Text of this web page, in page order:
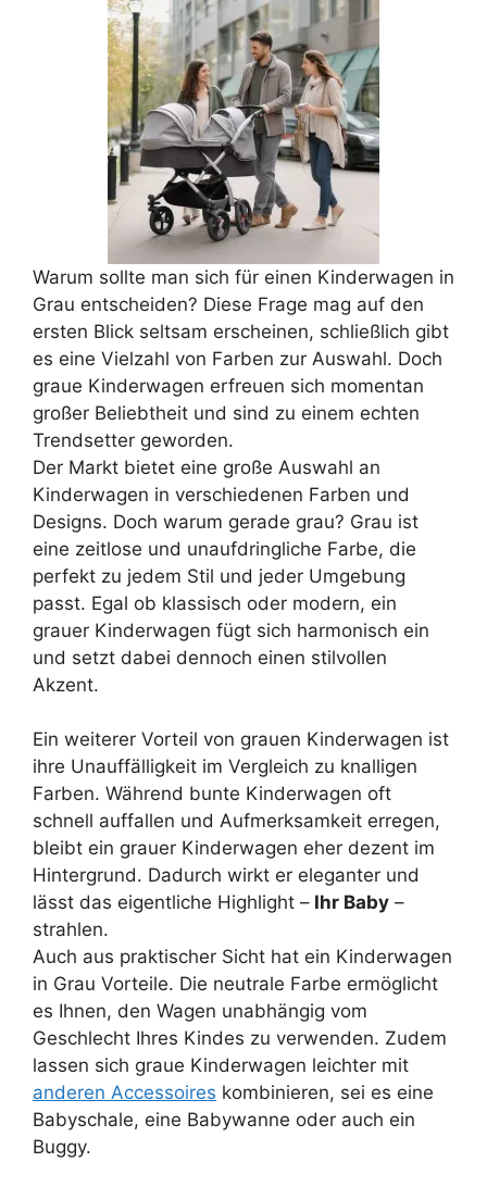
Warum sollte man sich für einen Kinderwagen in
Grau entscheiden? Diese Frage mag auf den
ersten Blick seltsam erscheinen, schließlich gibt
es eine Vielzahl von Farben zur Auswahl. Doch
graue Kinderwagen erfreuen sich momentan
großer Beliebtheit und sind zu einem echten
Trendsetter geworden.
Der Markt bietet eine große Auswahl an
Kinderwagen in verschiedenen Farben und
Designs. Doch warum gerade grau? Grau ist
eine zeitlose und unaufdringliche Farbe, die
perfekt zu jedem Stil und jeder Umgebung
passt. Egal ob klassisch oder modern, ein
grauer Kinderwagen fügt sich harmonisch ein
und setzt dabei dennoch einen stilvollen
Akzent.
Ein weiterer Vorteil von grauen Kinderwagen ist
ihre Unauffälligkeit im Vergleich zu knalligen
Farben. Während bunte Kinderwagen oft
schnell auffallen und Aufmerksamkeit erregen,
bleibt ein grauer Kinderwagen eher dezent im
Hintergrund. Dadurch wirkt er eleganter und
lässt das eigentliche Highlight – Ihr Baby –
strahlen.
Auch aus praktischer Sicht hat ein Kinderwagen
in Grau Vorteile. Die neutrale Farbe ermöglicht
es Ihnen, den Wagen unabhängig vom
Geschlecht Ihres Kindes zu verwenden. Zudem
lassen sich graue Kinderwagen leichter mit
anderen Accessoires kombinieren, sei es eine
Babyschale, eine Babywanne oder auch ein
Buggy.